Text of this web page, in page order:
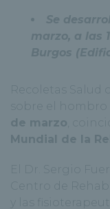
Se
marzo, a las
Burgos
Recoletas Salud
sobre el
de marzo ,
Mundial de la
El Dr. Sergio
Centro de
y las